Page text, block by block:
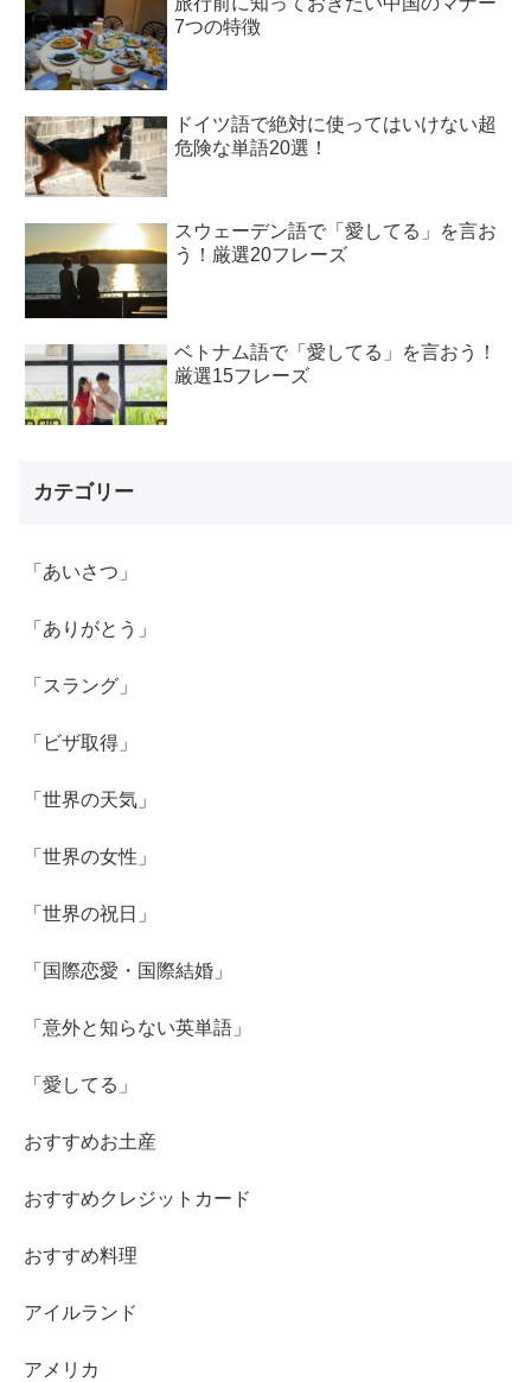
7つの特徴
ドイツ語で絶対に使ってはいけない超
危険な単語20選！
スウェーデン語で「愛してる」を言お
う！厳選20フレーズ
ベトナム語で「愛してる」を言おう！
厳選15フレーズ
カテゴリー
「あいさつ」
「ありがとう」
「スラング」
「ビザ取得」
「世界の天気」
「世界の女性」
「世界の祝日」
「国際恋愛・国際結婚」
「意外と知らない英単語」
「愛してる」
おすすめお土産
おすすめクレジットカード
おすすめ料理
アイルランド
アメリカ